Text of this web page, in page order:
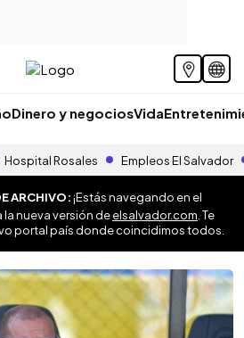
Dinero y negociosVida
Hospital Rosales Empleos El Salvador
ARCHIVO:¡Estás navegando en el
la nueva versión deelsalvador.com . Te
portal país donde coincidimos todos.